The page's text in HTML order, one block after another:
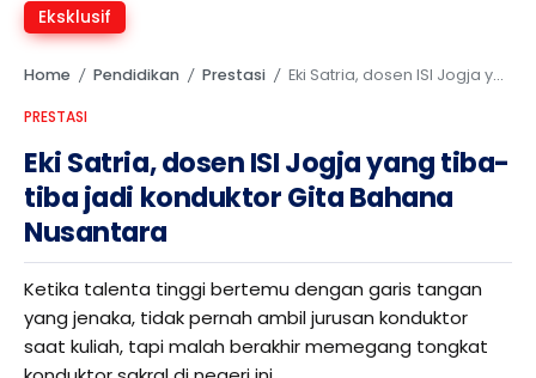
Eksklusif
Home / Pendidikan / Prestasi / Eki Satria, dosen ISI Jogja yang tiba-tiba jadi konduktor Gita Bahana Nusantara
PRESTASI
Eki Satria, dosen ISI Jogja yang tiba-
tiba jadi konduktor Gita Bahana
Nusantara
Ketika talenta tinggi bertemu dengan garis tangan
yang jenaka, tidak pernah ambil jurusan konduktor
saat kuliah, tapi malah berakhir memegang tongkat